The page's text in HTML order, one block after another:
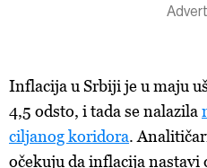
Inflacija u Srbiji je u maju
4,5 odsto, i tada se nalazila
ciljanog koridora.
očekuju da inflacija nastavi